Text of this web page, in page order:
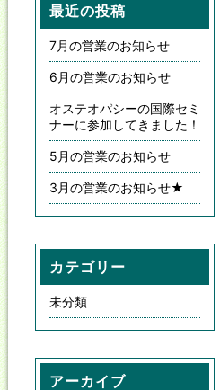
最近の投稿
7月の営業のお知らせ
6月の営業のお知らせ
オステオパシーの国際セミ
ナーに参加してきました！
5月の営業のお知らせ
3月の営業のお知らせ★
カテゴリー
未分類
アーカイブ